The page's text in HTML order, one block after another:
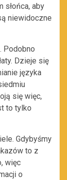
słońca, aby
niewidoczne
Podobno
Dzieje się
języka
się więc,
to tylko
Gdybyśmy
to z
więc
o